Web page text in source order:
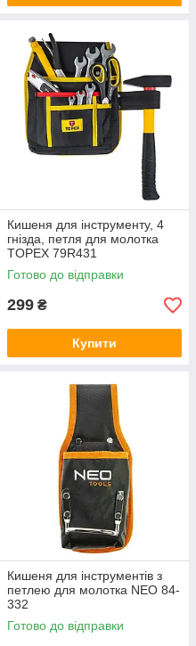
Кишеня для інструменту, 4
гнізда, петля для молотка
TOPEX 79R431
Готово до відправки
299 ₴
Купити
Кишеня для інструментів з
петлею для молотка NEO 84-
332
Готово до відправки